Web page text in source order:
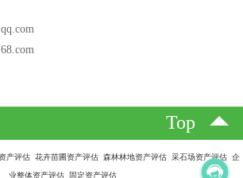
Top
产评估 花卉苗圃资产评估 森林林地资产评估 采石场资产评估 企
业整体资产评估 固定资产评估